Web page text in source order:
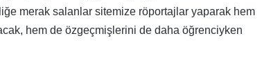
merak salanlar sitemize röportajlar yaparak hem
hem de özgeçmişlerini de daha öğrenciyken